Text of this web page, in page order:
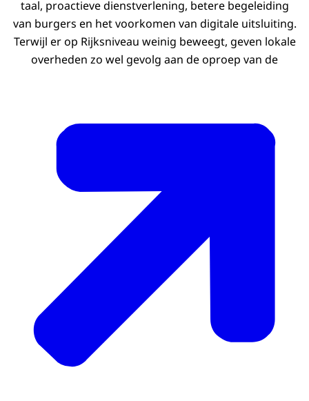
taal, proactieve dienstverlening, betere begeleiding
van burgers en het voorkomen van digitale uitsluiting.
Terwijl er op Rijksniveau weinig beweegt, geven lokale
overheden zo wel gevolg aan de oproep van de